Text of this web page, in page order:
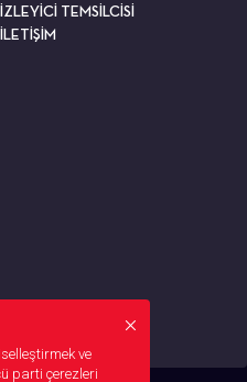
İZLEYİCİ TEMSİLCİSİ
İLETİŞİM
ve
parti çerezleri